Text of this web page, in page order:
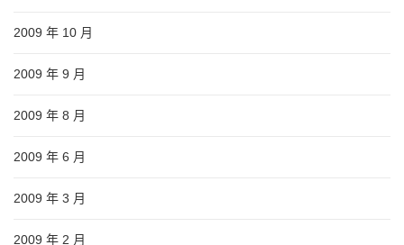
2009 年 10 月
2009 年 9 月
2009 年 8 月
2009 年 6 月
2009 年 3 月
2009 年 2 月